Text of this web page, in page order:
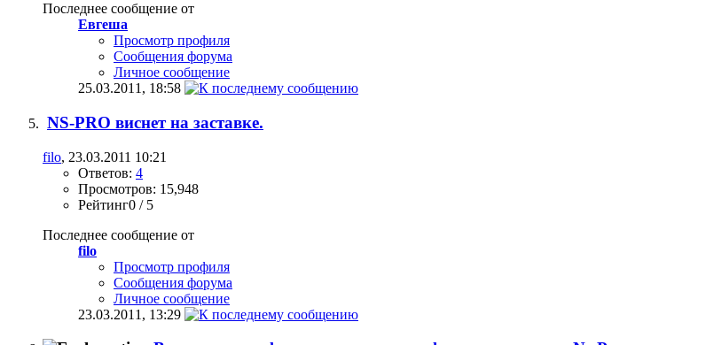
Последнее сообщение от
Евгеша
Просмотр профиля
Сообщения форума
Личное сообщение
25.03.2011, 18:58
NS-PRO виснет на заставке.
filo, 23.03.2011 10:21
Ответов: 4
Просмотров: 15,948
Рейтинг0 / 5
Последнее сообщение от
filo
Просмотр профиля
Сообщения форума
Личное сообщение
23.03.2011, 13:29